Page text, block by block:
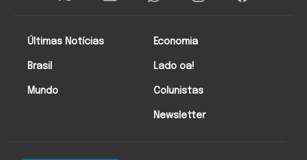
Últimas Notícias
Brasil
Mundo
Economia
Lado oa!
Colunistas
Newsletter